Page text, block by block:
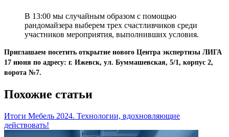
В 13:00 мы случайным образом с помощью
рандомайзера выберем трех счастливчиков среди
участников мероприятия, выполнивших условия.
Приглашаем посетить открытие нового Центра экспертизы ЛИГА
17 июня по адресу: г. Ижевск, ул. Буммашевская, 5/1, корпус 2,
ворота №7.
Похожие статьи
Итоги Мебель 2024. Технологии, вдохновляющие
действовать!